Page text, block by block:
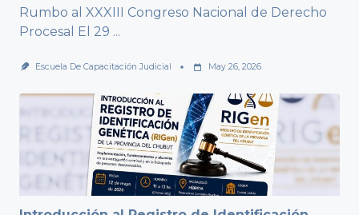
Rumbo al XXXIII Congreso Nacional de Derecho
Procesal El 29 ...
Escuela De Capacitación Judicial May 26, 2026